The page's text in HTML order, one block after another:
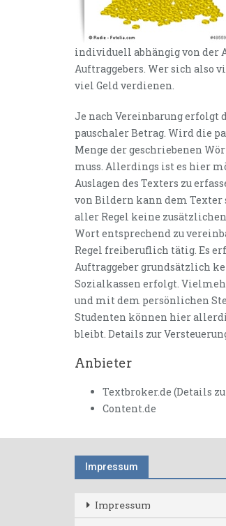
individuell abhängig von der
Auftraggebers. Wer sich also
viel Geld verdienen.
Je nach Vereinbarung erfolgt
pauschaler Betrag. Wird die
Menge der geschriebenen
muss. Allerdings ist es hier
Auslagen des Texters zu
von Bildern kann dem Texter
aller Regel keine
Wort entsprechend zu
Regel freiberuflich tätig. Es
Auftraggeber grundsätzlich
Sozialkassen erfolgt.
und mit dem persönlichen
Studenten können hier
bleibt. Details zur
Anbieter
Textbroker.de (Details
Content.de
Impressum
Impressum